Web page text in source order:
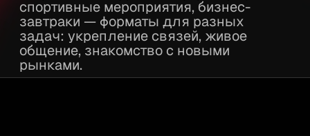
ОТЗЫВЫ
РЕЗИДЕНТОВ
ОПЫТ
УЧАСТНИКОВ
В ЭВОЛЮТ предприниматели
приходят за решениями конкретных